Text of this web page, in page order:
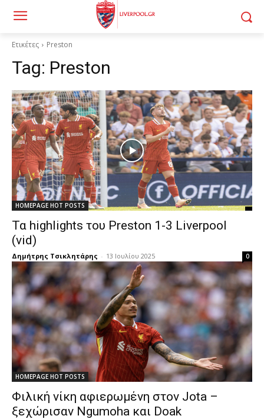
Ετικέτες Preston
Tag: Preston
HOMEPAGE HOT POSTS
Τα highlights του Preston 1-3 Liverpool
(vid)
Δημήτρης Τσικλητάρης - 13 Ιουλίου 2025 0
HOMEPAGE HOT POSTS
Φιλική νίκη αφιερωμένη στον Jota –
ξεχώρισαν Ngumoha και Doak